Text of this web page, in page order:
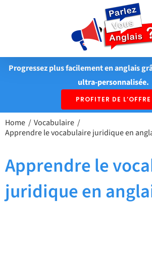
Progressez plus facilement en anglais
ultra-personnalisée.
PROFITER DE L’OFFRE
Home
Vocabulaire
Apprendre le vocabulaire juridique en
Apprendre le
juridique en